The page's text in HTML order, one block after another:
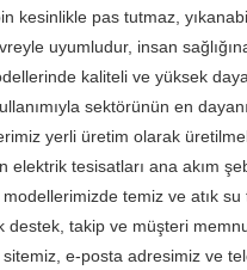
kesinlikle pas tutmaz,
uyumludur, insan
kaliteli ve yüksek
sektörünün en
yerli üretim olarak
elektrik tesisatları ana akım
temiz ve atık
destek, takip ve müşteri
e-posta adresimiz ve